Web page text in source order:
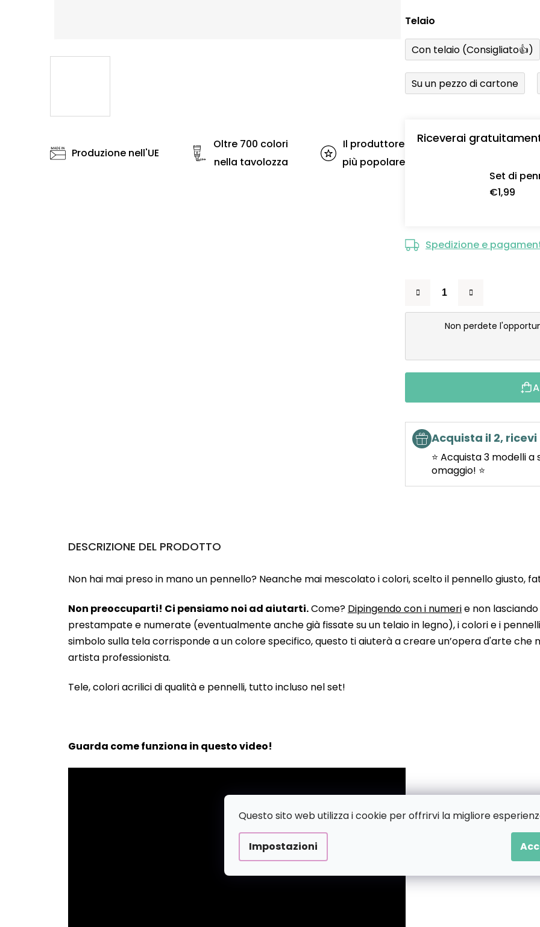
Questo sito web utilizza i cookie per offrirvi la migliore
Impostazioni
Telaio
Con telaio (Consigliato👍)
Su un pezzo di cartone
Riceverai
Set di
€1,99
Spedizione e
Non perdete
Acquista il 2, ricevi
⭐ Acquista 3 modelli
omaggio! ⭐
Produzione nell'UE
Oltre 700 colori
nella tavolozza
Il produttore
più popolare
DESCRIZIONE DEL PRODOTTO
Non hai mai preso in mano un pennello? Neanche mai mescolato i colori, scelto il pennello giusto,
Non preoccuparti! Ci pensiamo noi ad aiutarti.Come? Dipingendo con i numerie non
prestampate e numerate (eventualmente anche già fissate su un telaio in legno), i colori e i
simbolo sulla tela corrisponde a un colore specifico, questo ti aiuterà a creare un’opera d'arte che
artista professionista.
Tele, colori acrilici di qualità e pennelli, tutto incluso nel set!
Guarda come funziona in questo video!